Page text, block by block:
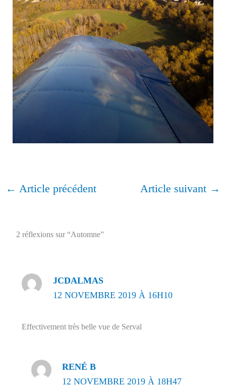
← Article précédent Article suivant →
2 réflexions sur “Automne”
JCDALMAS
12 NOVEMBRE 2019 À 16H10
Effectivement très belle vue de Serval
RENÉ B
12 NOVEMBRE 2019 À 18H47